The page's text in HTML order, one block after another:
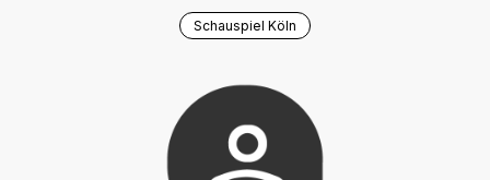
Schauspiel Köln